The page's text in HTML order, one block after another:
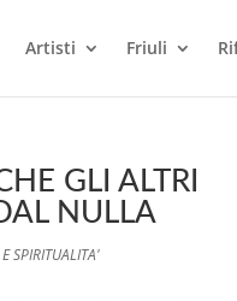
Artisti Friuli
GLI ALTRI
NULLA
SPIRITUALITA'